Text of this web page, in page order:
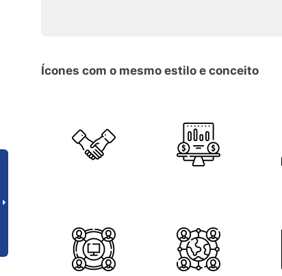
Ícones com o mesmo estilo e conceito